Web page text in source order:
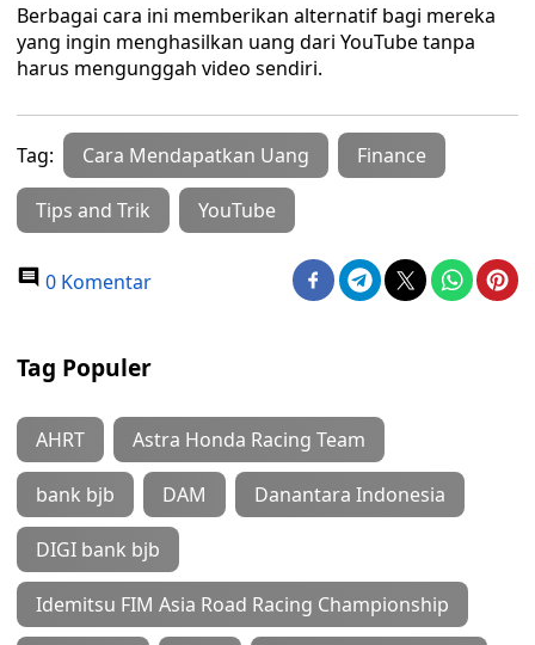
Berbagai cara ini memberikan alternatif bagi mereka
yang ingin menghasilkan uang dari YouTube tanpa
harus mengunggah video sendiri.
Tag: Cara Mendapatkan Uang Finance
Tips and Trik YouTube
0 Komentar
Tag Populer
AHRT Astra Honda Racing Team
bank bjb DAM Danantara Indonesia
DIGI bank bjb
Idemitsu FIM Asia Road Racing Championship